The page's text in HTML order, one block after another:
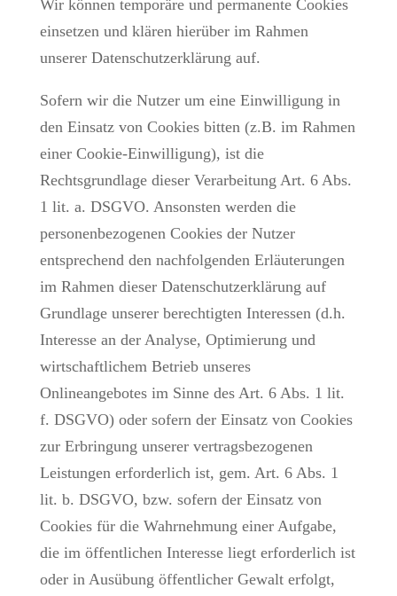
Wir können temporäre und permanente Cookies
einsetzen und klären hierüber im Rahmen
unserer Datenschutzerklärung auf.
Sofern wir die Nutzer um eine Einwilligung in
den Einsatz von Cookies bitten (z.B. im Rahmen
einer Cookie-Einwilligung), ist die
Rechtsgrundlage dieser Verarbeitung Art. 6 Abs.
1 lit. a. DSGVO. Ansonsten werden die
personenbezogenen Cookies der Nutzer
entsprechend den nachfolgenden Erläuterungen
im Rahmen dieser Datenschutzerklärung auf
Grundlage unserer berechtigten Interessen (d.h.
Interesse an der Analyse, Optimierung und
wirtschaftlichem Betrieb unseres
Onlineangebotes im Sinne des Art. 6 Abs. 1 lit.
f. DSGVO) oder sofern der Einsatz von Cookies
zur Erbringung unserer vertragsbezogenen
Leistungen erforderlich ist, gem. Art. 6 Abs. 1
lit. b. DSGVO, bzw. sofern der Einsatz von
Cookies für die Wahrnehmung einer Aufgabe,
die im öffentlichen Interesse liegt erforderlich ist
oder in Ausübung öffentlicher Gewalt erfolgt,